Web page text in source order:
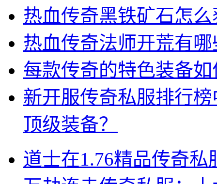
热血传奇黑铁矿石怎
热血传奇法师开荒有
每款传奇的特色装备
新开服传奇私服排行
顶级装备？
道士在1.76精品传奇